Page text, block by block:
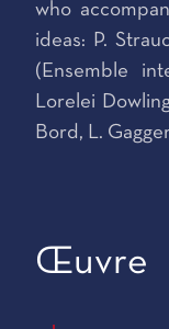
who
ideas: P.
(Ensemble
Lorelei
Bord, L.
Œuvre